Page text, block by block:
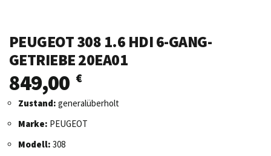
PEUGEOT 308 1.6 HDI 6-GANG-
GETRIEBE 20EA01
849,00 €
Zustand: generalüberholt
Marke: PEUGEOT
Modell: 308